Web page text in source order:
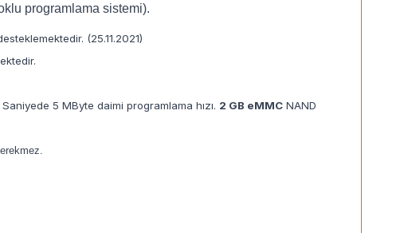
programlama sistemi).
(25.11.2021)
Saniyede 5 MByte daimi programlama hızı. 2 GB eMMC NAND